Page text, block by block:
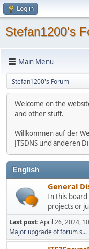
Log in
Stefan1200's
Main Menu
Stefan1200's Forum
Welcome on the
and other stuff.
Willkommen auf der
JTSDNS und anderen
English
General
In this board
projects or
Last post:April 26, 2024,
Major upgrade of forum s...